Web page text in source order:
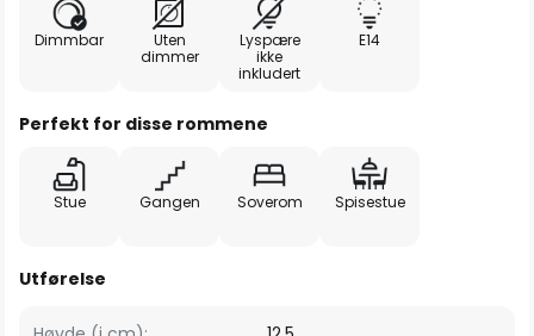
Dimmbar
Uten
dimmer
Lyspære
ikke
inkludert
E14
Perfekt for disse rommene
Stue Gangen Soverom Spisestue
Utførelse